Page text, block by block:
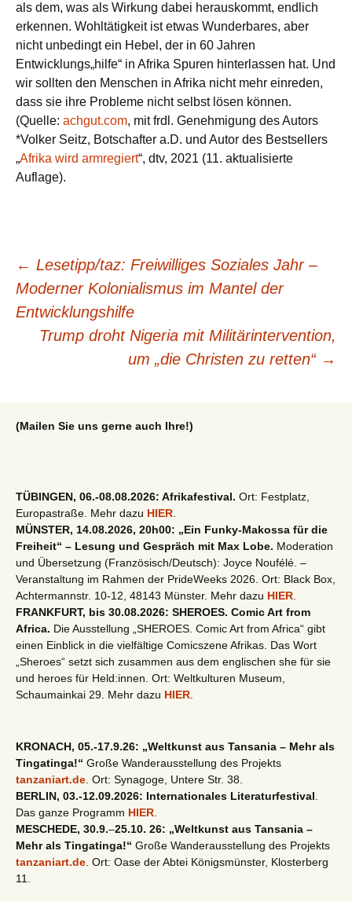
als dem, was als Wirkung dabei herauskommt, endlich
erkennen. Wohltätigkeit ist etwas Wunderbares, aber
nicht unbedingt ein Hebel, der in 60 Jahren
Entwicklungs„hilfe“ in Afrika Spuren hinterlassen hat. Und
wir sollten den Menschen in Afrika nicht mehr einreden,
dass sie ihre Probleme nicht selbst lösen können.
(Quelle: achgut.com, mit frdl. Genehmigung des Autors
*Volker Seitz, Botschafter a.D. und Autor des Bestsellers
„Afrika wird armregiert“, dtv, 2021 (11. aktualisierte
Auflage).
Beitragsnavigation
← Lesetipp/taz: Freiwilliges Soziales Jahr –
Moderner Kolonialismus im Mantel der
Entwicklungshilfe
Trump droht Nigeria mit Militärintervention,
um „die Christen zu retten“ →
(Mailen Sie uns gerne auch Ihre!)
TÜBINGEN, 06.-08.08.2026: Afrikafestival. Ort: Festplatz,
Europastraße. Mehr dazu HIER
MÜNSTER, 14.08.2026, 20h00: „Ein Funky-Makossa für die
Freiheit“ – Lesung und Gespräch mit Max Lobe. Moderation
und Übersetzung (Französisch/Deutsch): Joyce Noufélé. –
Veranstaltung im Rahmen der PrideWeeks 2026. Ort: Black Box,
Achtermannstr. 10-12, 48143 Münster. Mehr dazu HIER
FRANKFURT, bis 30.08.2026: SHEROES. Comic Art from
Africa. Die Ausstellung „SHEROES. Comic Art from Africa“ gibt
einen Einblick in die vielfältige Comicszene Afrikas. Das Wort
„Sheroes“ setzt sich zusammen aus dem englischen she für sie
und heroes für Held:innen. Ort: Weltkulturen Museum,
Schaumainkai 29. Mehr dazu HIER
KRONACH, 05.-17.9.26: „Weltkunst aus Tansania – Mehr als
Tingatinga!“ Große Wanderausstellung des Projekts
tanzaniart.de . Ort: Synagoge, Untere Str. 38.
BERLIN, 03.-12.09.2026: Internationales Literaturfestival
Das ganze Programm HIER
MESCHEDE, 30.9.–25.10. 26: „Weltkunst aus Tansania –
Mehr als Tingatinga!“ Große Wanderausstellung des Projekts
tanzaniart.de . Ort: Oase der Abtei Königsmünster, Klosterberg
11.